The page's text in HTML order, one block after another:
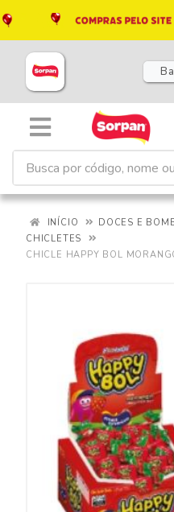
INÍCIO
DOCES E
CHICLETES
CHICLE HAPPY BOL